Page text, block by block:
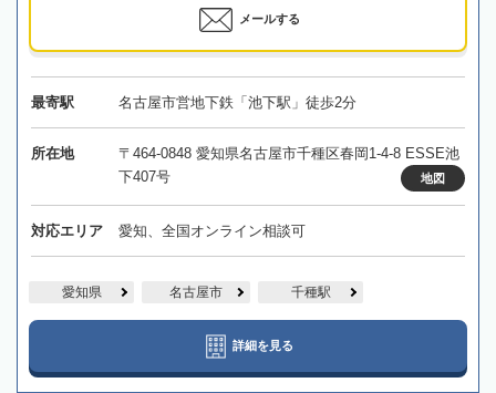
メールする
最寄駅 名古屋市営地下鉄「池下駅」徒歩2分
所在地
〒464-0848 愛知県名古屋市千種区春岡1-4-8 ESSE池
下407号
地図
対応エリア 愛知、全国オンライン相談可
愛知県 名古屋市 千種駅
詳細を見る